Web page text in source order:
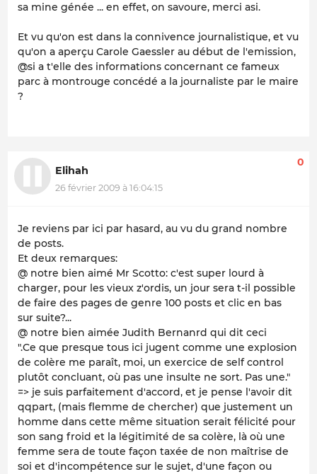
sa mine génée ... en effet, on savoure, merci asi.
Et vu qu'on est dans la connivence journalistique, et vu
qu'on a aperçu Carole Gaessler au début de l'emission,
@si a t'elle des informations concernant ce fameux
parc à montrouge concédé a la journaliste par le maire
?
Elihah
26 février 2009 à 16:04:15
0
Je reviens par ici par hasard, au vu du grand nombre
de posts.
Et deux remarques:
@ notre bien aimé Mr Scotto: c'est super lourd à
charger, pour les vieux z'ordis, un jour sera t-il possible
de faire des pages de genre 100 posts et clic en bas
sur suite?...
@ notre bien aimée Judith Bernanrd qui dit ceci
".Ce que presque tous ici jugent comme une explosion
de colère me paraît, moi, un exercice de self control
plutôt concluant, où pas une insulte ne sort. Pas une."
=> je suis parfaitement d'accord, et je pense l'avoir dit
qqpart, (mais flemme de chercher) que justement un
homme dans cette même situation serait félicité pour
son sang froid et la légitimité de sa colère, là où une
femme sera de toute façon taxée de non maîtrise de
soi et d'incompétence sur le sujet, d'une façon ou